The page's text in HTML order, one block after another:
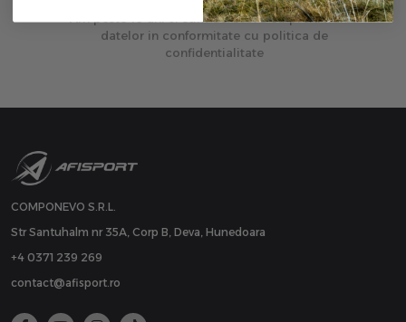
Am peste 16 ani si sunt de acord cu prelucrarea
datelor in conformitate cu politica de
confidentialitate
COMPONEVO S.R.L.
Str Santuhalm nr 35A, Corp B, Deva, Hunedoara
+4 0371 239 269
contact@afisport.ro